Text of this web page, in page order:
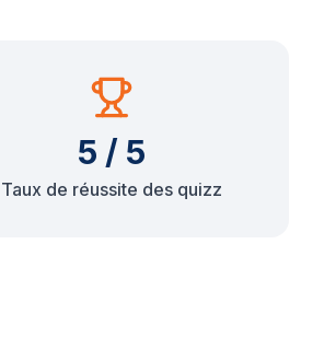
5 / 5
Taux de réussite des quizz